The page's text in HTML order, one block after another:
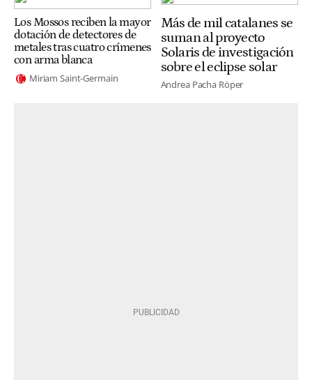
Los Mossos reciben la mayor
dotación de detectores de
metales tras cuatro crímenes
con arma blanca
Miriam Saint-Germain
Más de mil catalanes se
suman al proyecto
Solaris de investigación
sobre el eclipse solar
Andrea Pacha Röper